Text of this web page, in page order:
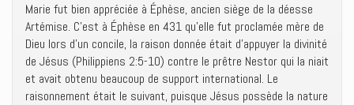
Marie fut bien appréciée à Éphèse, ancien siège de la déesse
Artémise. C’est à Éphèse en 431 qu’elle fut proclamée mère de
Dieu lors d’un concile, la raison donnée était d’appuyer la divinité
de Jésus (Philippiens 2:5-10) contre le prêtre Nestor qui la niait
et avait obtenu beaucoup de support international. Le
raisonnement était le suivant, puisque Jésus possède la nature